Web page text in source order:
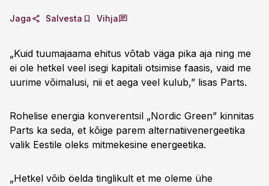
Jaga Salvesta Vihja
„Kuid tuumajaama ehitus võtab väga pika aja ning me
ei ole hetkel veel isegi kapitali otsimise faasis, vaid me
uurime võimalusi, nii et aega veel kulub,” lisas Parts.
Rohelise energia konverentsil „Nordic Green” kinnitas
Parts ka seda, et kõige parem alternatiivenergeetika
valik Eestile oleks mitmekesine energeetika.
„Hetkel võib öelda tinglikult et me oleme ühe